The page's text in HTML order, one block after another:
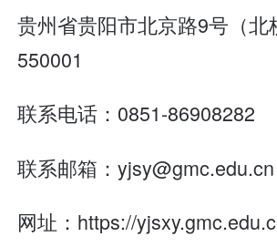
贵州省贵阳市北京路9号（北
550001
联系电话：0851-86908282
联系邮箱：yjsy@gmc.edu.cn
网址：https://